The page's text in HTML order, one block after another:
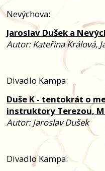
Nevýchova:
Jaroslav Dušek a
Autor: Kateřina Králová,
Divadlo Kampa:
Duše K - tentokrát o
instruktory Terezou,
Autor: Jaroslav Dušek
Divadlo Kampa: